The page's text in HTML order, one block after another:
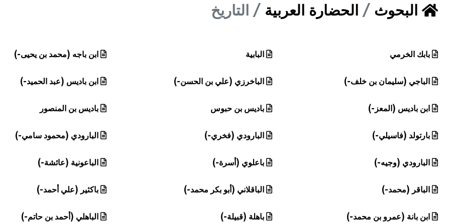
هيئة الموسوعة العربية تطلق موسوعات جديدة في عام 2026 البحوث الحضارة العربية التاريخ
بابك الخرمي البابية ابن باجه (محمد بن يحيى-)
الباجي (سليمان بن خلف-) الباخرزي (علي بن الحسن-) ابن باديس (عبد الحميد-)
ابن باديس (المعز-) باديس بن حبوس باديس بن المنصور
بارتولد (فاسيلي-) البارودي (فخري-) البارودي (محمود سامي-)
البارودي (وجيه-) باعلوي (أسرة-) الباعونية (عائشة-)
الباقر (محمد-) الباقلاني (أبو بكر محمد-) باكثير (علي أحمد-)
ابن بانة (عمرو بن محمد-) باهلة (قبيلة-) الباهلي (أحمد بن حاتم-)